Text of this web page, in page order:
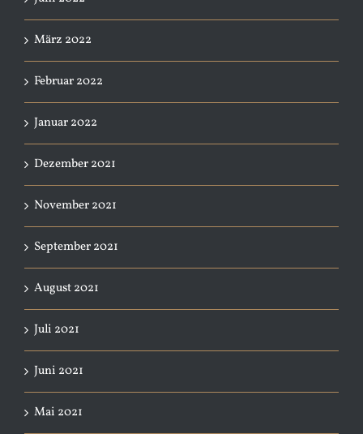
März 2022
Februar 2022
Januar 2022
Dezember 2021
November 2021
September 2021
August 2021
Juli 2021
Juni 2021
Mai 2021